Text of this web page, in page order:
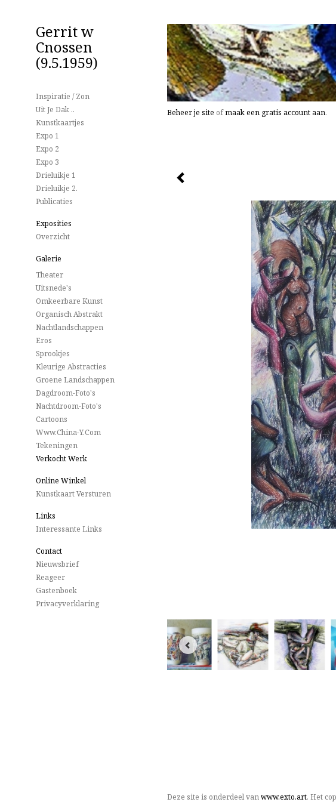
Beheer je site ofmaak een gratis account aan.
Gerrit w
Cnossen
(9.5.1959)
Inspiratie / Zon
Uit Je Dak ..
Kunstkaartjes
Expo 1
Expo 2
Expo 3
Drieluikje 1
Drieluikje 2.
Publicaties
Exposities
Overzicht
Galerie
Theater
Uitsnede's
Omkeerbare Kunst
Organisch Abstrakt
Nachtlandschappen
Eros
Sprookjes
Kleurige Abstracties
Groene Landschappen
Dagdroom-Foto's
Nachtdroom-Foto's
Cartoons
Www.China-Y.com
Tekeningen
Verkocht Werk
Online Winkel
Kunstkaart Versturen
Links
Interessante Links
Contact
Nieuwsbrief
Reageer
Gastenboek
Privacyverklaring
Deze site is onderdeel vanwww.exto.art. Het